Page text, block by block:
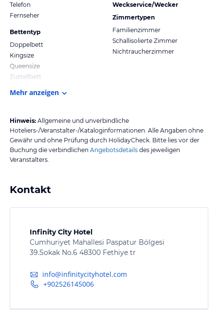
Telefon
Fernseher
Bettentyp
Doppelbett
Kingsize
Queensize
Zustellbett
Weckservice/Wecker
Zimmertypen
Familienzimmer
Schallisolierte Zimmer
Nichtraucherzimmer
Mehr anzeigen
Hinweis: Allgemeine und unverbindliche
Hoteliers-/Veranstalter-/Kataloginformationen. Alle Angaben ohne
Gewähr und ohne Prüfung durch HolidayCheck. Bitte lies vor der
Buchung die verbindlichen Angebotsdetails des jeweiligen
Veranstalters.
Kontakt
Infinity City Hotel
Cumhuriyet Mahallesi Paspatur Bölgesi
39.Sokak No.6 48300 Fethiye tr
info@infinitycityhotel.com
+902526145006